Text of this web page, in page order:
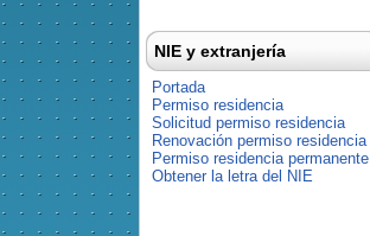
NIE y extranjería
Portada
Permiso residencia
Solicitud permiso residencia
Renovación permiso residencia
Permiso residencia permanente
Obtener la letra del NIE